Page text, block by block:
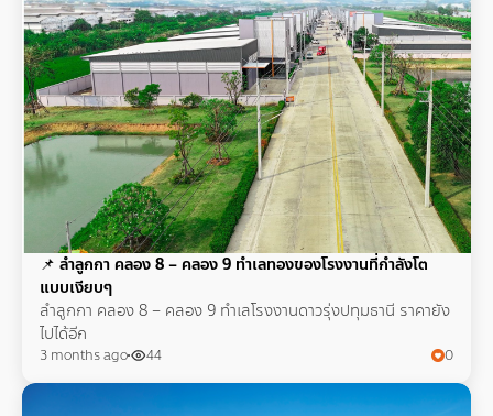
📌 ลำลูกกา คลอง 8 – คลอง 9 ทำเลทองของโรงงานที่กำลังโต
แบบเงียบๆ
ลำลูกกา คลอง 8 – คลอง 9 ทำเลโรงงานดาวรุ่งปทุมธานี ราคายัง
ไปได้อีก
3 months ago 44 0